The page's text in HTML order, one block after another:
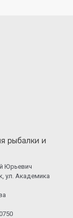
рыбалки и
Юрьевич
ул. Академика